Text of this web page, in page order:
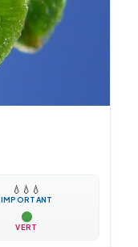
💧 💧 💧
IMPORTANT
VERT